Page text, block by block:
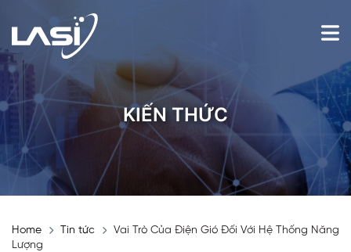
KIẾN THỨC
Home Tin tức
Vai Trò Của Điện Gió Đối Với Hệ Thống Năng
Lượng